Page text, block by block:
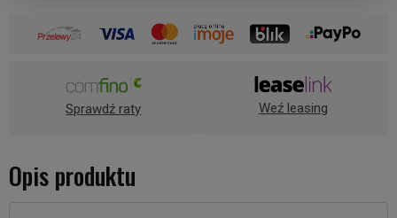
Sprawdź raty Weź leasing
Opis produktu